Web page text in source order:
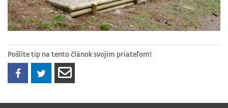
Pošlite tip na tento článok svojim priateľom!